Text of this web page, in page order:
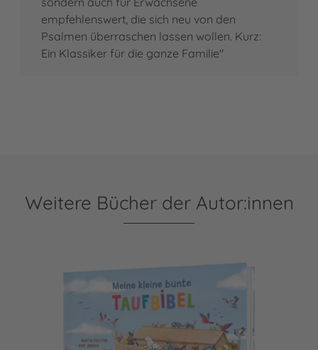
empfehlenswert, die sich neu von den
Psalmen überraschen lassen wollen. Kurz:
Ein Klassiker für die ganze Familie"
Weitere Bücher der Autor:innen